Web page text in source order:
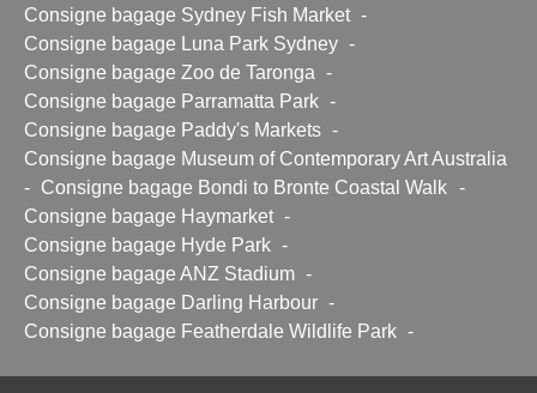
Consigne bagage Sydney Fish Market -
Consigne bagage Luna Park Sydney -
Consigne bagage Zoo de Taronga
-
Consigne bagage Parramatta Park -
Consigne bagage Paddy's Markets -
Consigne bagage Museum of Contemporary Art Australia
-
Consigne bagage Bondi to Bronte Coastal Walk -
Consigne bagage Haymarket -
Consigne bagage Hyde Park -
Consigne bagage ANZ Stadium -
Consigne bagage Darling Harbour -
Consigne bagage Featherdale Wildlife Park -